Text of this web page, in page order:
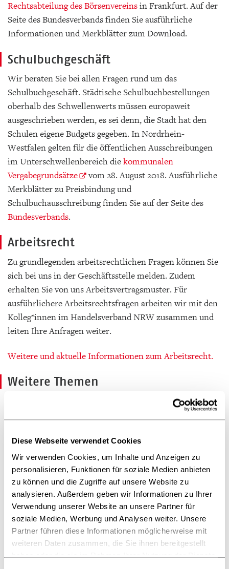
Diese Webseite verwendet Cookies
Wir verwenden Cookies, um Inhalte und Anzeigen zu
personalisieren, Funktionen für soziale Medien anbieten
zu können und die Zugriffe auf unsere Website zu
analysieren. Außerdem geben wir Informationen zu Ihrer
Verwendung unserer Website an unsere Partner für
soziale Medien, Werbung und Analysen weiter. Unsere
Partner führen diese Informationen möglicherweise mit
weiteren Daten zusammen, die Sie ihnen bereitgestellt
haben oder die sie im Rahmen Ihrer Nutzung der Dienste
Rechtsabteilung des Börsenvereinsin Frankfurt. Auf der
Seite des Bundesverbands finden Sie ausführliche
Informationen und Merkblätter zum Download.
Schulbuchgeschäft
Wir beraten Sie bei allen Fragen rund um das
Schulbuchgeschäft. Städtische Schulbuchbestellungen
oberhalb des Schwellenwerts müssen europaweit
ausgeschrieben werden, es sei denn, die Stadt hat den
Schulen eigene Budgets gegeben. In Nordrhein-
Westfalen gelten für die öffentlichen Ausschreibungen
im Unterschwellenbereich diekommunalen
Vergabegrundsätze
vom 28. August 2018. Ausführliche
Merkblätter zu Preisbindung und
Schulbuchausschreibung finden Sie auf der Seite des
Bundesverbands.
Arbeitsrecht
Zu grundlegenden arbeitsrechtlichen Fragen können Sie
sich bei uns in der Geschäftsstelle melden. Zudem
erhalten Sie von uns Arbeitsvertragsmuster. Für
ausführlichere Arbeitsrechtsfragen arbeiten wir mit den
Kolleg*innen im Handelsverband NRW zusammen und
leiten Ihre Anfragen weiter.
Weitere und aktuelle Informationen zum Arbeitsrecht.
Weitere Themen
VLB als Referenzpreisdatenbank
Urheberrecht
Rechtsnachfolge, Mailingliste, IPR License
Vergaberecht - Schulbuchgeschäft